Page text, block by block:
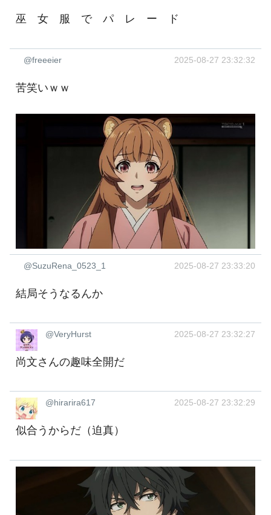
巫 女 服 で パ レ ー ド
@freeeier 2025-08-27 23:32:32
苦笑いｗｗ
@SuzuRena_0523_1 2025-08-27 23:33:20
結局そうなるんか
@VeryHurst 2025-08-27 23:32:27
尚文さんの趣味全開だ
@hirarira617 2025-08-27 23:32:29
似合うからだ（迫真）